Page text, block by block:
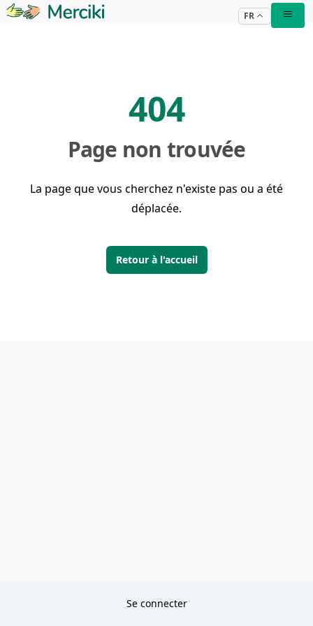
FR
Se connecter
404
Page non trouvée
La page que vous cherchez n'existe pas ou a été
déplacée.
Retour à l'accueil